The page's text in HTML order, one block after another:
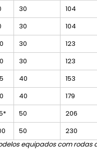
30 104
30 104
30 123
30 123
40 153
40 179
50 206
50 230
equipados com